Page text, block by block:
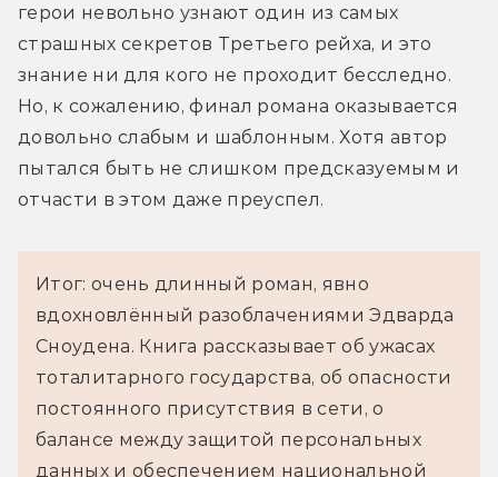
герои невольно узнают один из самых
страшных секретов Третьего рейха, и это
знание ни для кого не проходит бесследно.
Но, к сожалению, финал романа оказывается
довольно слабым и шаблонным. Хотя автор
пытался быть не слишком предсказуемым и
отчасти в этом даже преуспел.
Итог: очень длинный роман, явно
вдохновлённый разоблачениями Эдварда
Сноудена. Книга рассказывает об ужасах
тоталитарного государства, об опасности
постоянного присутствия в сети, о
балансе между защитой персональных
данных и обеспечением национальной